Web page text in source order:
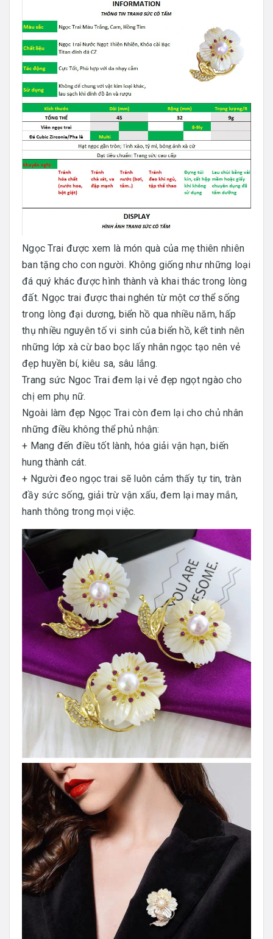
Ngọc Trai được xem là món quà của mẹ thiên nhiên
ban tặng cho con người. Không giống như những loại
đá quý khác được hình thành và khai thác trong lòng
đất. Ngọc trai được thai nghén từ một cơ thể sống
trong lòng đại dương, biển hồ qua nhiều năm, hấp
thụ nhiều nguyên tố vi sinh của biển hồ, kết tinh nên
những lớp xà cừ bao bọc lấy nhân ngọc tạo nên vẻ
đẹp huyền bí, kiêu sa, sâu lắng.
Trang sức Ngoc Trai đem lại vẻ đẹp ngọt ngào cho
chị em phụ nữ.
Ngoài làm đẹp Ngọc Trai còn đem lại cho chủ nhân
những điều không thể phủ nhận:
+ Mang đến điều tốt lành, hóa giải vận hạn, biến
hung thành cát.
+ Người đeo ngọc trai sẽ luôn cảm thấy tự tin, tràn
đầy sức sống, giải trừ vận xấu, đem lại may mắn,
hanh thông trong mọi việc.